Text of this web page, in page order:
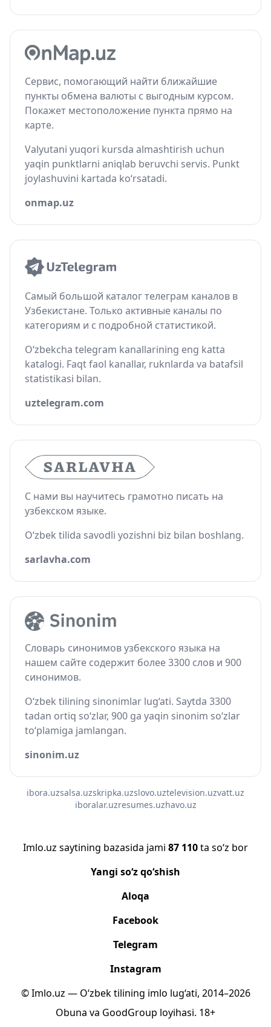
Сервис, помогающий найти ближайшие
пункты обмена валюты с выгодным курсом.
Покажет местоположение пункта прямо на
карте.
Valyutani yuqori kursda almashtirish uchun
yaqin punktlarni aniqlab beruvchi servis. Punkt
joylashuvini kartada ko‘rsatadi.
onmap.uz
Самый большой каталог телеграм каналов в
Узбекистане. Только активные каналы по
категориям и с подробной статистикой.
O‘zbekcha telegram kanallarining eng katta
katalogi. Faqt faol kanallar, ruknlarda va batafsil
statistikasi bilan.
uztelegram.com
С нами вы научитесь грамотно писать на
узбекском языке.
O‘zbek tilida savodli yozishni biz bilan boshlang.
sarlavha.com
Словарь синонимов узбекского языка на
нашем сайте содержит более 3300 слов и 900
синонимов.
O‘zbek tilining sinonimlar lug‘ati. Saytda 3300
tadan ortiq so‘zlar, 900 ga yaqin sinonim so‘zlar
to‘plamiga jamlangan.
sinonim.uz
ibora.uzsalsa.uzskripka.uzslovo.uztelevision.uzvatt.uz
iboralar.uzresumes.uzhavo.uz
Imlo.uz saytining bazasida jami 87 110ta so‘z bor
Yangi so‘z qo‘shish
Aloqa
Facebook
Telegram
Instagram
© Imlo.uz — O‘zbek tilining imlo lug‘ati, 2014–2026
Obuna va GoodGroup loyihasi. 18+